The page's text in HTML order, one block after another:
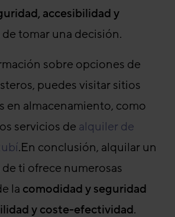
accesibilidad y
de tomar una decisión.
sobre opciones de
puedes visitar sitios
en almacenamiento, como
servicios de alquiler de
.En conclusión, alquilar un
ti ofrece numerosas
la comodidad y seguridad
y coste-efectividad.